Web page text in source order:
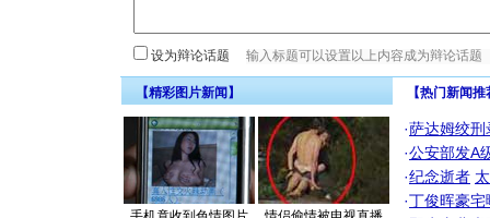
设为辩论话题
【精彩图片新闻】 【热门新闻
·萨达姆绞刑
·公安部发A
·纪念逝者
·丁俊晖豪